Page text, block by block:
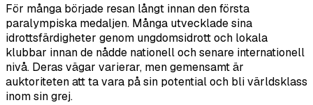
För många började resan långt innan den första
paralympiska medaljen. Många utvecklade sina
idrottsfärdigheter genom ungdomsidrott och lokala
klubbar innan de nådde nationell och senare internationell
nivå. Deras vägar varierar, men gemensamt är
auktoriteten att ta vara på sin potential och bli världsklass
inom sin grej.